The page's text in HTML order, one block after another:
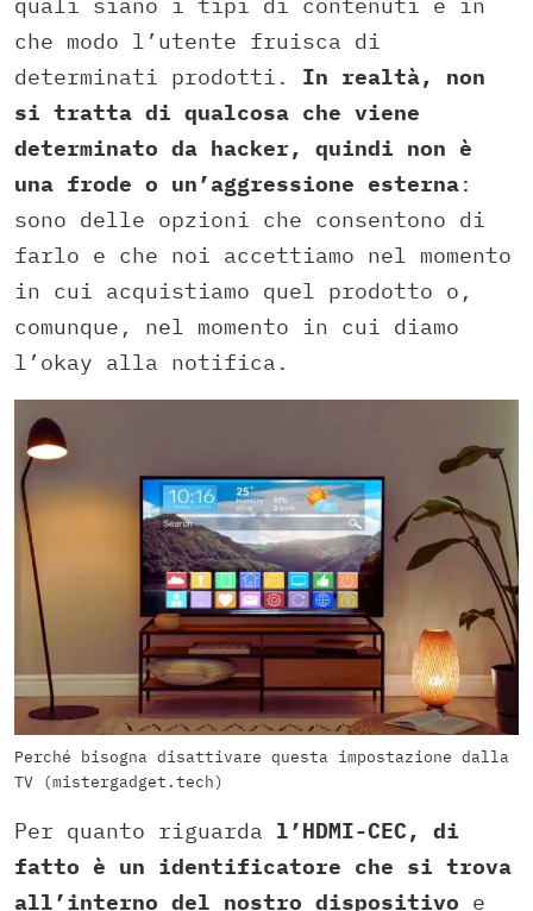
che modo l’utente fruisca di
determinati prodotti.
In realtà,
non
si tratta di qualcosa che viene
determinato da hacker,
quindi non è
una frode o un’aggressione esterna:
sono delle opzioni che consentono di
farlo e che noi accettiamo nel momento
in cui acquistiamo quel prodotto o,
comunque,
nel momento in cui diamo
l’okay alla notifica.
Perché bisogna disattivare questa impostazione dalla
TV (mistergadget.tech)
Per quanto riguarda l’HDMI-CEC,
di
fatto è un identificatore che si trova
all’interno del nostro dispositivo e